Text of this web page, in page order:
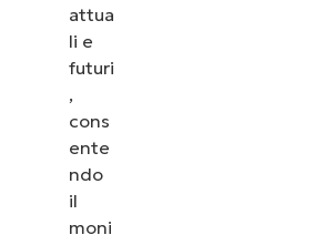
attua
li e
futuri
,
cons
ente
ndo
il
moni